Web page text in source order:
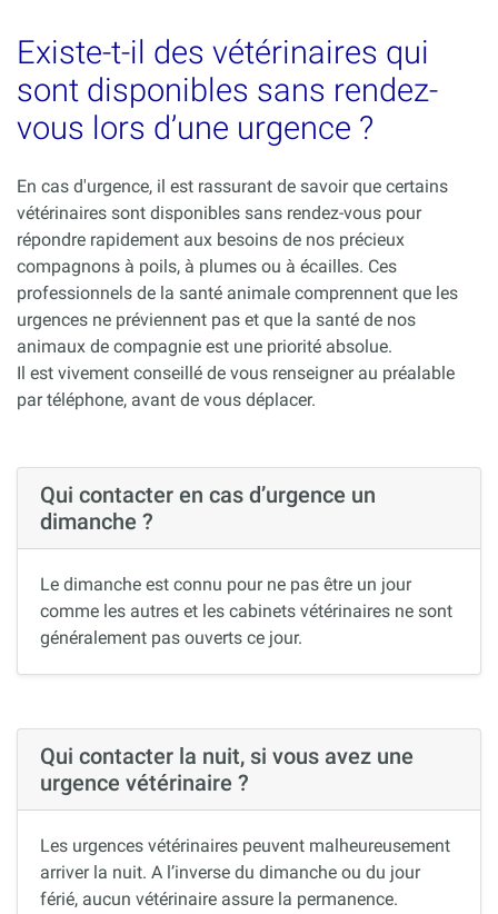
Existe-t-il des vétérinaires qui
sont disponibles sans rendez-
vous lors d’une urgence ?
En cas d'urgence, il est rassurant de savoir que certains
vétérinaires sont disponibles sans rendez-vous pour
répondre rapidement aux besoins de nos précieux
compagnons à poils, à plumes ou à écailles. Ces
professionnels de la santé animale comprennent que les
urgences ne préviennent pas et que la santé de nos
animaux de compagnie est une priorité absolue.
Il est vivement conseillé de vous renseigner au préalable
par téléphone, avant de vous déplacer.
Qui contacter en cas d’urgence un
dimanche ?
Le dimanche est connu pour ne pas être un jour
comme les autres et les cabinets vétérinaires ne sont
généralement pas ouverts ce jour.
Qui contacter la nuit, si vous avez une
urgence vétérinaire ?
Les urgences vétérinaires peuvent malheureusement
arriver la nuit. A l’inverse du dimanche ou du jour
férié, aucun vétérinaire assure la permanence.